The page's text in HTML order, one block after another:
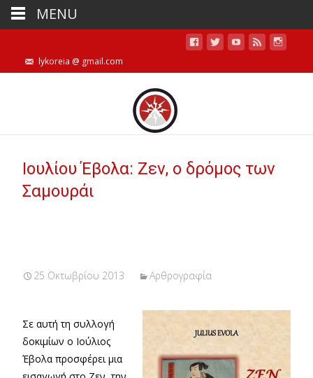
lykoreia @ gmail.com
Ιουλίου Έβολα: Ζεν, ο δρόμος των
Σαμουράι
25 Οκτωβρίου 2013 Αρθρογραφία
Σε αυτή τη συλλογή
δοκιμίων ο Ιούλιος
Έβολα προσφέρει μια
MENU